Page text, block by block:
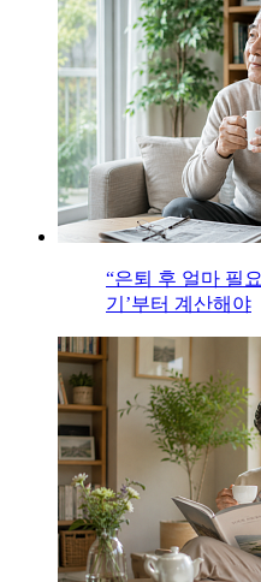
“은퇴 후 얼마 필
기’부터 계산해야